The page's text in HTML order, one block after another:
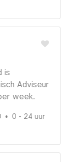
is
Adviseur
week.
0 - 24 uur